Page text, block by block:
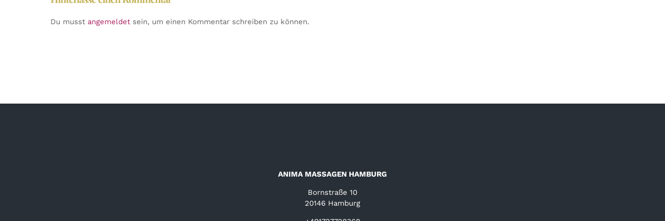
Du musst angemeldet sein, um einen Kommentar schreiben zu können.
ANIMA MASSAGEN HAMBURG
Bornstraße 10
20146 Hamburg